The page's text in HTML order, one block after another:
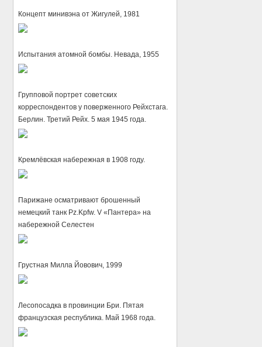
Концепт минивэна от Жигулей, 1981
Испытания атомной бомбы. Невада, 1955
Групповой портрет советских
корреспондентов у поверженного Рейхстага.
Берлин. Третий Рейх. 5 мая 1945 года.
Кремлёвская набережная в 1908 году.
Парижане осматривают брошенный
немецкий танк Pz.Kpfw. V «Пантера» на
набережной Селестен
Грустная Милла Йовович, 1999
Лесопосадка в провинции Бри. Пятая
французская республика. Май 1968 года.